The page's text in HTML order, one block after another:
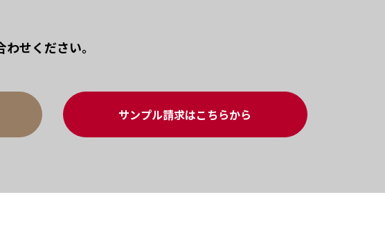
せください。
サンプル請求はこちらから